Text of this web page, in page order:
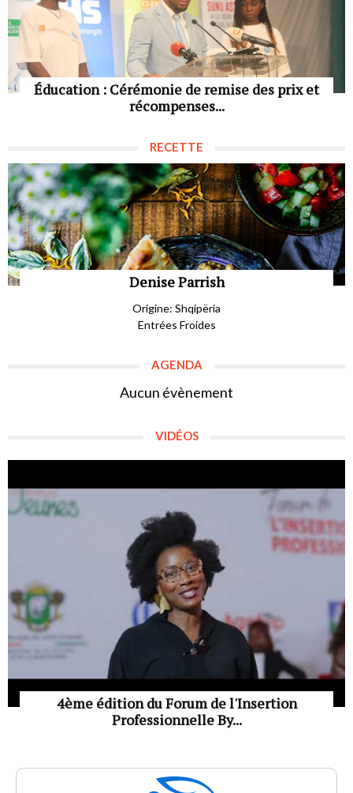
Éducation : Cérémonie de remise des prix et
récompenses...
RECETTE
Denise Parrish
Origine: Shqipëria
Entrées Froides
AGENDA
Aucun évènement
VIDÉOS
4ème édition du Forum de l'Insertion
Professionnelle By...